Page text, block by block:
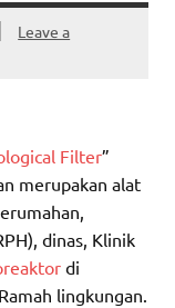
Leave a
Filter”
merupakan alat
dinas, Klinik
di
lingkungan.